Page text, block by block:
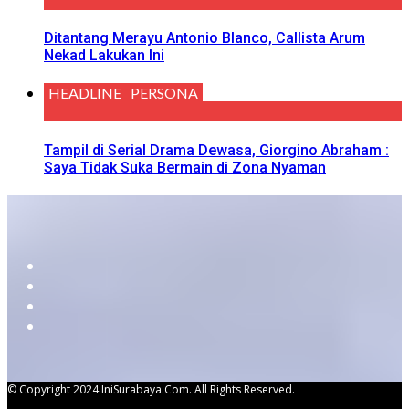
Ditantang Merayu Antonio Blanco, Callista Arum
Nekad Lakukan Ini
HEADLINE PERSONA
Tampil di Serial Drama Dewasa, Giorgino Abraham :
Saya Tidak Suka Bermain di Zona Nyaman
© Copyright 2024 IniSurabaya.com. All Rights Reserved.